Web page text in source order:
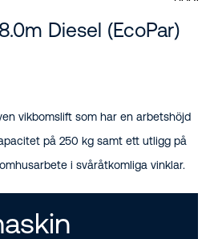
Diesel (EcoPar)
vikbomslift som har en arbetshöjd
på 250 kg samt ett utligg på
i svåråtkomliga vinklar.